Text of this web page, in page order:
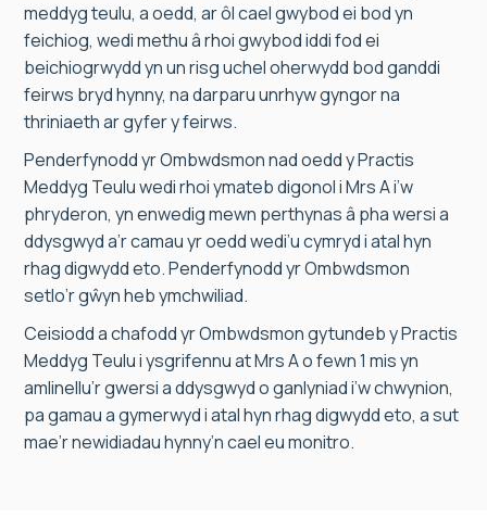
meddyg teulu, a oedd, ar ôl cael gwybod ei bod yn
feichiog, wedi methu â rhoi gwybod iddi fod ei
beichiogrwydd yn un risg uchel oherwydd bod ganddi
feirws bryd hynny, na darparu unrhyw gyngor na
thriniaeth ar gyfer y feirws.
Penderfynodd yr Ombwdsmon nad oedd y Practis
Meddyg Teulu wedi rhoi ymateb digonol i Mrs A i’w
phryderon, yn enwedig mewn perthynas â pha wersi a
ddysgwyd a’r camau yr oedd wedi’u cymryd i atal hyn
rhag digwydd eto. Penderfynodd yr Ombwdsmon
setlo’r gŵyn heb ymchwiliad.
Ceisiodd a chafodd yr Ombwdsmon gytundeb y Practis
Meddyg Teulu i ysgrifennu at Mrs A o fewn 1 mis yn
amlinellu’r gwersi a ddysgwyd o ganlyniad i’w chwynion,
pa gamau a gymerwyd i atal hyn rhag digwydd eto, a sut
mae’r newidiadau hynny’n cael eu monitro.